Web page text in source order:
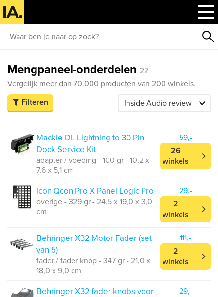
Mengpaneel-onderdelen 22
Vergelijk meer dan 70.000 producten van 200 winkels.
Filteren
Mackie DL Lightning to 30 Pin
Dock Service Kit
adapter / voeding - 100 gr - 10,2 x
7,6 x 5,1 cm
59,-
26
winkels
icon Qcon Pro X Panel Logic Pro
overige - 329 gr - 24,5 x 19,0 x 3,0
cm
29,-
2
winkels
Behringer X32 Motor Fader (set
van 5)
fader / fader knop - 347 gr - 21,0 x
18,0 x 9,0 cm
111,-
2
winkels
Behringer X32 fader knobs voor
29,-